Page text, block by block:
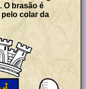
O brasão é
colar da